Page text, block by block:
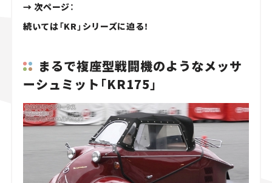
→ 次ページ：
続いては「KR」シリーズに迫る！
まるで複座型戦闘機のようなメッサ
ーシュミット「KR175」